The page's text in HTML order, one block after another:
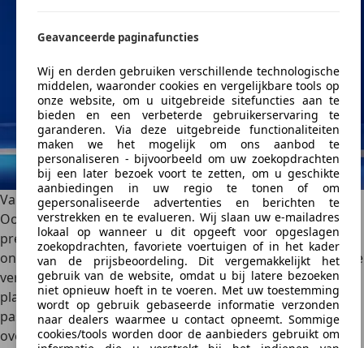
Geavanceerde paginafuncties
Wij en derden gebruiken verschillende technologische
middelen, waaronder cookies en vergelijkbare tools op
onze website, om u uitgebreide sitefuncties aan te
bieden en een verbeterde gebruikerservaring te
garanderen. Via deze uitgebreide functionaliteiten
maken we het mogelijk om ons aanbod te
personaliseren - bijvoorbeeld om uw zoekopdrachten
bij een later bezoek voort te zetten, om u geschikte
aanbiedingen in uw regio te tonen of om
gepersonaliseerde advertenties en berichten te
verstrekken en te evalueren. Wij slaan uw e-mailadres
lokaal op wanneer u dit opgeeft voor opgeslagen
zoekopdrachten, favoriete voertuigen of in het kader
van de prijsbeoordeling. Dit vergemakkelijkt het
gebruik van de website, omdat u bij latere bezoeken
niet opnieuw hoeft in te voeren. Met uw toestemming
wordt op gebruik gebaseerde informatie verzonden
naar dealers waarmee u contact opneemt. Sommige
cookies/tools worden door de aanbieders gebruikt om
Van buiten ingetogen, van binnen verrassend ruim
Ook aan de buitenkant oogt de 4,05 meter korte ID. Polo
prettig normaal, wat mogelijk komt doordat de
ontwerpers zich hebben laten inspireren door de Golf I. De
verhoudingen kloppen, de voorkant oogt vriendelijk in
plaats van geforceerd futuristisch en ook de achterkant
past netjes in het geheel. De auto dringt zich niet op, maar
overtuigt door zijn balans. Het design wordt bovendien